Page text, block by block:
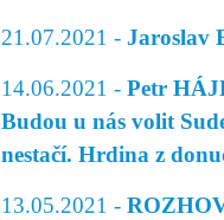
21.07.2021 - Jaroslav
14.06.2021 - Petr
Budou u nás volit
nestačí. Hrdina z
13.05.2021 -